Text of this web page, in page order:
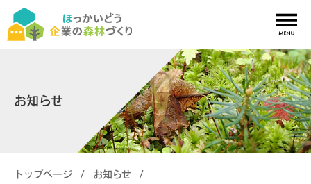
ほっかいどう企業の森林づくりについて
北海道の木育について
活動を検討中の皆様へ
現在活動中の皆様へ
森林所有者の皆様へ
お知らせ
トップページ / お知らせ
/